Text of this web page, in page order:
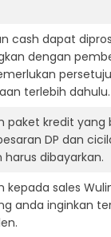
cash dapat
dengan
terlebih dahulu.
paket kredit yang
DP dan
harus dibayarkan.
kepada sales
anda inginkan